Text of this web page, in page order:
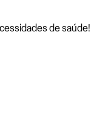
de saúde!